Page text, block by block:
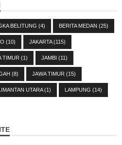
BELITUNG (4) BERITA MEDAN (25)
(10) JAKARTA(115)
TIMUR (1) JAMBI (11)
(8) JAWA TIMUR (15)
UTARA(1) LAMPUNG (14)